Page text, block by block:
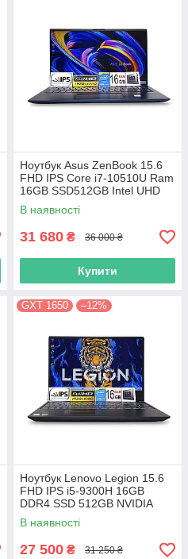
Ноутбук Asus ZenBook 15.6
FHD IPS Core i7-10510U Ram
16GB SSD512GB Intel UHD
Graphics
В наявності
31 680 ₴ 36 000 ₴
Купити
GXT 1650 –12%
Ноутбук Lenovo Legion 15.6
FHD IPS i5-9300H 16GB
DDR4 SSD 512GB NVIDIA
GTX1650
В наявності
27 500 ₴ 31 250 ₴